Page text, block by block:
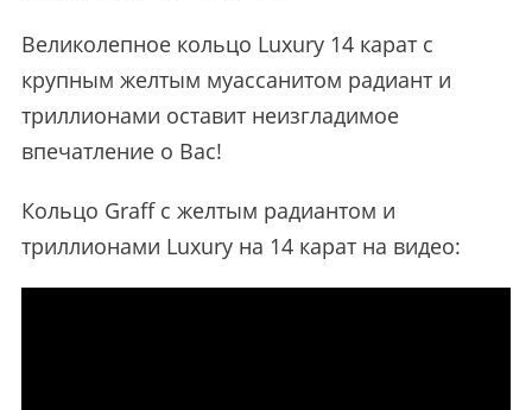
Великолепное кольцо Luxury 14 карат с
крупным желтым муассанитом радиант и
триллионами оставит неизгладимое
впечатление о Вас!
Кольцо Graff с желтым радиантом и
триллионами Luxury на 14 карат на видео: